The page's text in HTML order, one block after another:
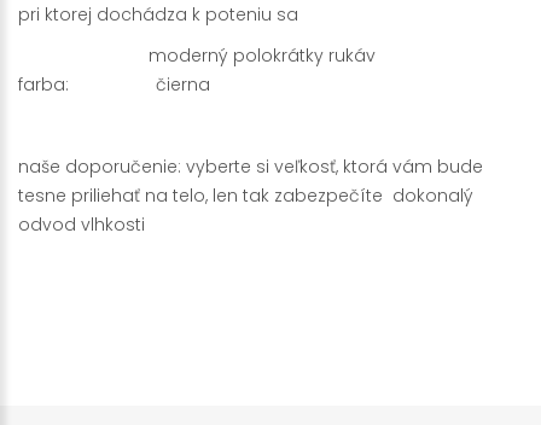
pri ktorej dochádza k poteniu sa
moderný polokrátky rukáv
farba: čierna
naše doporučenie: vyberte si veľkosť, ktorá vám bude
tesne priliehať na telo, len tak zabezpečíte dokonalý
odvod vlhkosti